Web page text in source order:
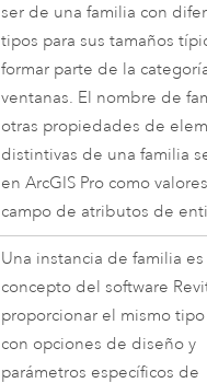
ser de una familia con
tipos para sus tamaños
formar parte de la
ventanas. El nombre de
otras propiedades de
distintivas de una familia
enArcGIS Pro como
campo de atributos de
Una instancia de familia es
concepto del software
proporcionar el mismo
con opciones de diseño y
parámetros específicos de